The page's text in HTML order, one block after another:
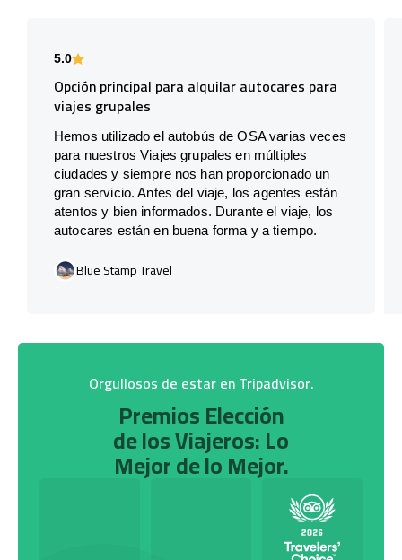
5.0
Opción principal para alquilar autocares para
viajes grupales
Hemos utilizado el autobús de OSA varias veces
para nuestros Viajes grupales en múltiples
ciudades y siempre nos han proporcionado un
gran servicio. Antes del viaje, los agentes están
atentos y bien informados. Durante el viaje, los
autocares están en buena forma y a tiempo.
Blue Stamp Travel
Orgullosos de estar en Tripadvisor.
Premios Elección
de los Viajeros: Lo
Mejor de lo Mejor.